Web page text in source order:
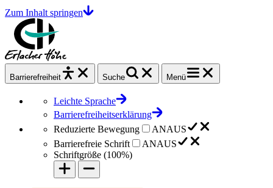
Zum Inhalt springen
Barrierefrei heit Suche Menü
Leichte Sprache
Barrierefreiheitserklärung
Reduzierte Bewegung
ANAUS
Barrierefreie Schrift
ANAUS
Schriftgröße (100%)